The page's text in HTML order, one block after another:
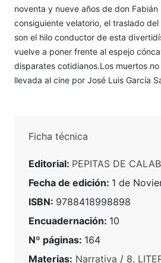
noventa y nueve años de don Fabián
consiguiente velatorio, el traslado
son el hilo conductor de esta
vuelve a poner frente al espejo
disparates cotidianos.Los muertos
llevada al cine por José Luis García
Ficha técnica
Editorial: PEPITAS DE
Fecha de edición: 1 de
ISBN: 9788418998898
Encuadernación: 10
Nº páginas: 164
Materias: Narrativa / 8.